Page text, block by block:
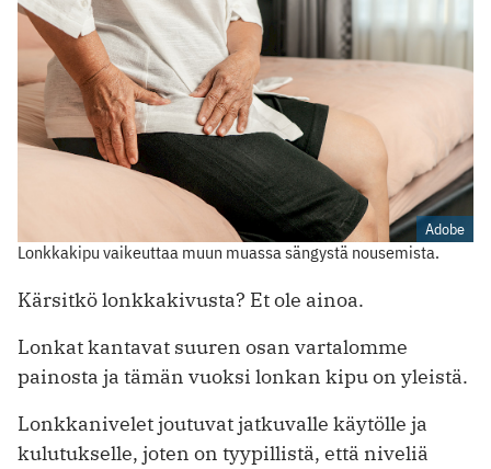
Adobe
Lonkkakipu vaikeuttaa muun muassa sängystä nousemista.
Kärsitkö lonkkakivusta? Et ole ainoa.
Lonkat kantavat suuren osan vartalomme
painosta ja tämän vuoksi lonkan kipu on yleistä.
Lonkkanivelet joutuvat jatkuvalle käytölle ja
kulutukselle, joten on tyypillistä, että niveliä